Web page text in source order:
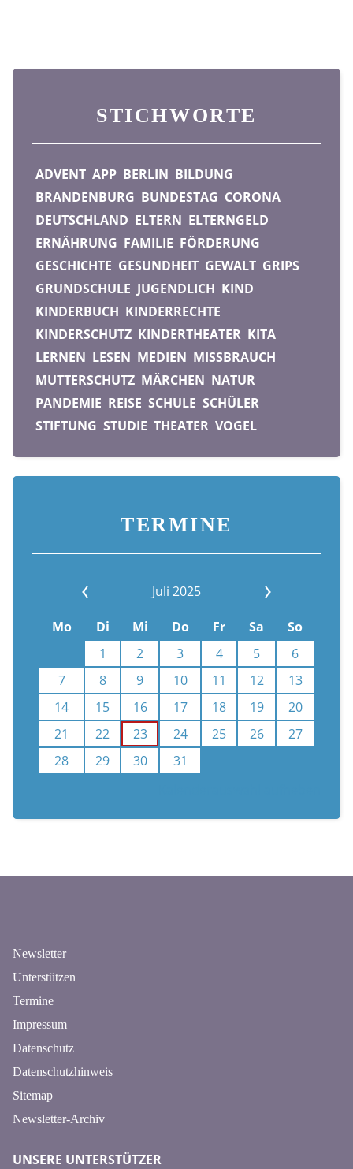
STICHWORTE
ADVENT APP BERLIN BILDUNG
BRANDENBURG BUNDESTAG CORONA
DEUTSCHLAND ELTERN ELTERNGELD
ERNÄHRUNG FAMILIE FÖRDERUNG
GESCHICHTE GESUNDHEIT GEWALT GRIPS
GRUNDSCHULE JUGENDLICH KIND
KINDERBUCH KINDERRECHTE
KINDERSCHUTZ KINDERTHEATER KITA
LERNEN LESEN MEDIEN MISSBRAUCH
MUTTERSCHUTZ MÄRCHEN NATUR
PANDEMIE REISE SCHULE SCHÜLER
STIFTUNG STUDIE THEATER VOGEL
TERMINE
Juli 2025
Mo Di Mi Do Fr Sa
So
1
2 3 4 5
6
7
8 9 10 11 12
13
14
15 16 17 18 19
20
21
22 23 24 25 26
27
28
29 30
31
Newsletter
Unterstützen
Termine
Impressum
Datenschutz
Datenschutzhinweis
Sitemap
Newsletter-Archiv
UNSERE UNTERSTÜTZER